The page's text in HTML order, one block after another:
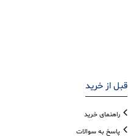
قبل از خرید
راهنمای خرید
پاسخ به سوالات